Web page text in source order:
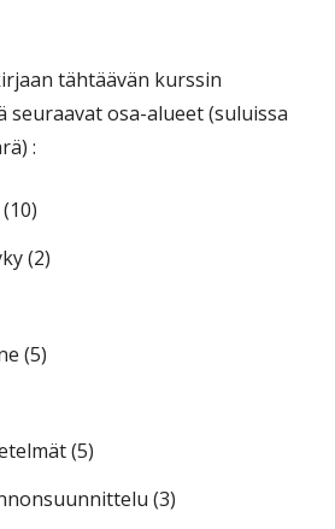
tähtäävän kurssin
seuraavat osa-alueet (suluissa
:
(2)
(5)
(5)
(3)